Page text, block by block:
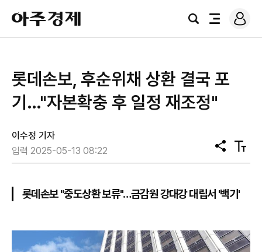
아
주
경
검
전
로
그
롯데손보, 후순위채 상환 결국 포
기…"자본확충 후 일정 재조정"
이수정 기자
입력 2025-05-13 08:22
공
유
텍
스
롯데손보 "중도상환 보류"…금감원 강대강 대립서 '백기'